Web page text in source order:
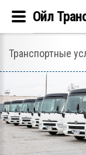
Транспортные
Ойл